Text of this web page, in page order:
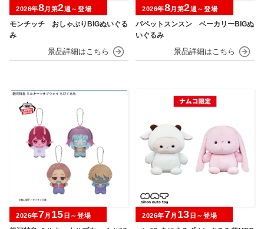
モンチッチ おしゃぶりBIGぬいぐる
み
2026年8月第2週～登場
パペットスンスン ベーカリーBIGぬ
いぐるみ
2026年8月第2週～登場
2026年7月 15 日～登場 2026年7月 13 日～登場